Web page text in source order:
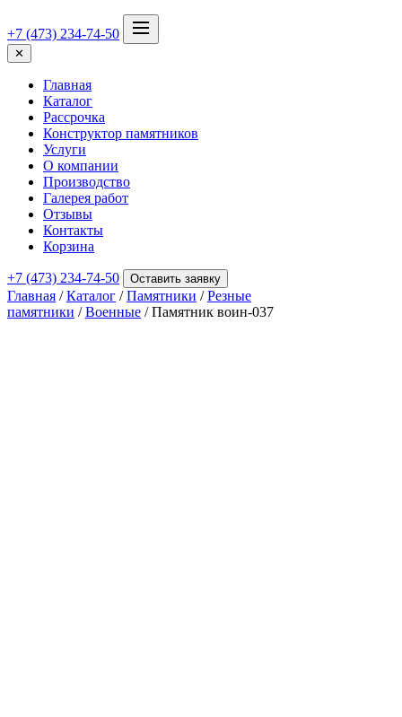
+7 (473) 234-74-50
✕
Главная
Каталог
Рассрочка
Конструктор памятников
Услуги
О компании
Производство
Галерея работ
Отзывы
Контакты
Корзина
+7 (473) 234-74-50 Оставить заявку
Главная /Каталог /Памятники /Резные
памятники /Военные / Памятник воин-037